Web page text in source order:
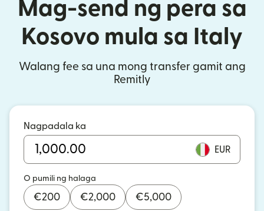
Mag-send ng pera sa
Kosovo mula sa Italy
Walang fee sa una mong transfer gamit ang
Remitly
Nagpadala ka
EUR
O pumili ng halaga
€200 €2,000 €5,000